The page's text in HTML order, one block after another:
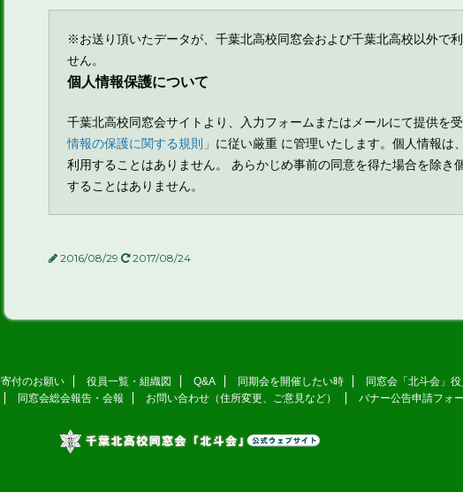
※お送り頂いたデータが、千葉北高校同窓会および千葉北高校以外で
せん。
個人情報保護について
千葉北高校同窓会サイトより、入力フォームまたはメールにて提供を
情報の保護に関する規則」 に従い厳重 に管理いたします。個人情報は
利用することはありません。 あらかじめ事前の同意を得た場合を除き
することはありません。
2016/08/29 2017/08/24
寄付のお願い 役員一覧・組織図 Q&A 同期会を開催したい時 同窓会「北斗会」
同窓会総会報告・会報 お問い合わせ（住所変更、ご意見など） バナー公告申請フォ